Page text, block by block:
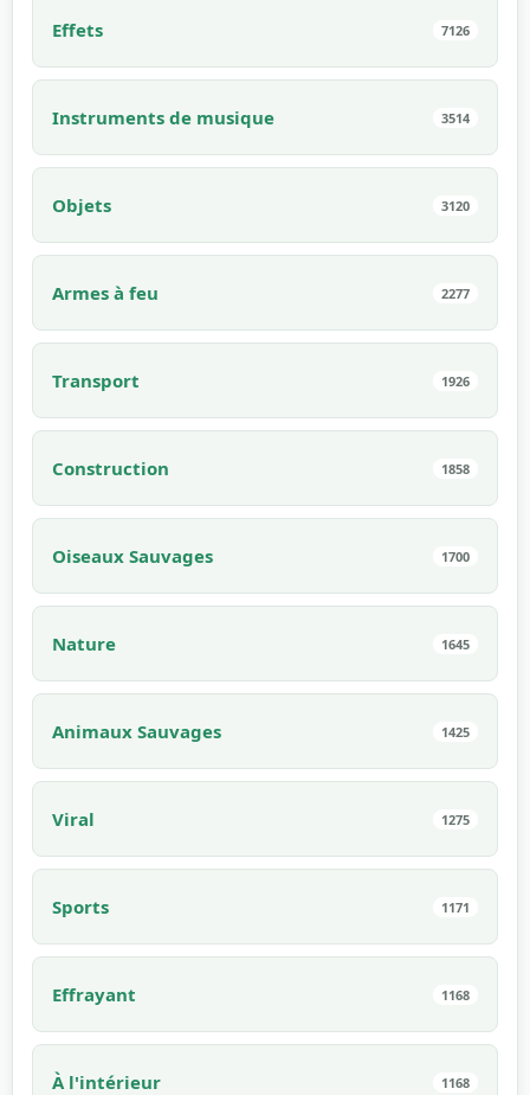
Effets 7126
Instruments de musique 3514
Objets 3120
Armes à feu 2277
Transport 1926
Construction 1858
Oiseaux Sauvages 1700
Nature 1645
Animaux Sauvages 1425
Viral 1275
Sports 1171
Effrayant 1168
À l'intérieur 1168